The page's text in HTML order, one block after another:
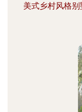
美式乡村风格